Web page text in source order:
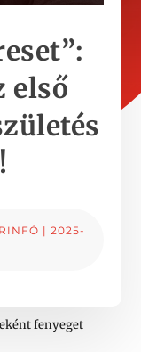
első
| 2025-
fenyeget